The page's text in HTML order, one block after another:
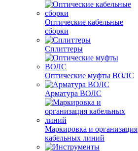
Оптические кабельные
сборки
Сплиттеры
Оптические муфты ВОЛС
Арматура ВОЛС
Маркировка и организация
кабельных линий